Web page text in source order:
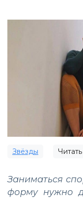
Звёзды Читать
Заниматься
форму нужно